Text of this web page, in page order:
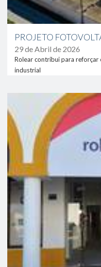
PROJETO
29 de Abril de 2026
Rolear contribui para reforçar
industrial